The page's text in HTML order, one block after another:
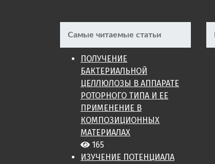
Самые читаемые статьи
ПОЛУЧЕНИЕ
БАКТЕРИАЛЬНОЙ
ЦЕЛЛЮЛОЗЫ В АППАРАТЕ
РОТОРНОГО ТИПА И ЕЕ
ПРИМЕНЕНИЕ В
КОМПОЗИЦИОННЫХ
МАТЕРИАЛАХ
165
ИЗУЧЕНИЕ ПОТЕНЦИАЛА